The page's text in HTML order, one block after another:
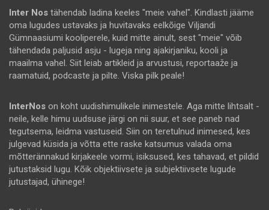
Inter Nos tähendab ladina keeles "meie vahel". Kindlasti jääme
oma lugudes ustavaks ja huvitavaks eelkõige Viljandi
Gümnaasiumi kooliperele, kuid mitte ainult, sest "meie" võib
tähendada paljusid asju - lugeja ning ajakirjaniku, kooli ja
maailma vahel. Siit leiab artikleid ja arvustusi, reportaaže ja
raamatuid, podcaste ja pilte. Viska pilk peale!
InterNos on koht uudishimulikele inimestele. Aga mitte lihtsalt -
neile, kelle himu uudsuse järgi on nii suur, et see paneb nad
tegutsema, leidma vastuseid. Siin on teretulnud inimesed, kes
julgevad küsida ja võtta ette raske katsumus valada oma
mõtterännakud kirjakeele vormi, isiksused, kes tahavad, et pildid
jutustaksid lugu. Kõik objektiivsete ja subjektiivsete lugude
jutustajad, ühinege!